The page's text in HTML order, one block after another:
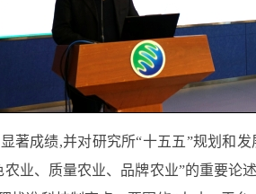
著成绩,并对研究所“十五五”规划和
业、质量农业、品牌农业”的重要